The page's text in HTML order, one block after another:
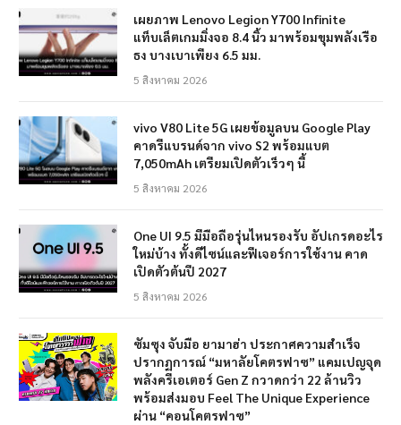
เผยภาพ Lenovo Legion Y700 Infinite
แท็บเล็ตเกมมิ่งจอ 8.4 นิ้ว มาพร้อมขุมพลังเรือ
ธง บางเบาเพียง 6.5 มม.
5 สิงหาคม 2026
vivo V80 Lite 5G เผยข้อมูลบน Google Play
คาดรีแบรนด์จาก vivo S2 พร้อมแบต
7,050mAh เตรียมเปิดตัวเร็วๆ นี้
5 สิงหาคม 2026
One UI 9.5 มีมือถือรุ่นไหนรองรับ อัปเกรดอะไร
ใหม่บ้าง ทั้งดีไซน์และฟีเจอร์การใช้งาน คาด
เปิดตัวต้นปี 2027
5 สิงหาคม 2026
ซัมซุง จับมือ ยามาฮ่า ประกาศความสำเร็จ
ปรากฏการณ์ “มหาลัยโคตรฟาซ” แคมเปญจุด
พลังครีเอเตอร์ Gen Z กวาดกว่า 22 ล้านวิว
พร้อมส่งมอบ Feel The Unique Experience
ผ่าน “คอนโคตรฟาซ”